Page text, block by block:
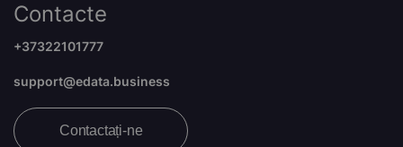
Contacte
+37322101777
support@edata.business
Contactați-ne